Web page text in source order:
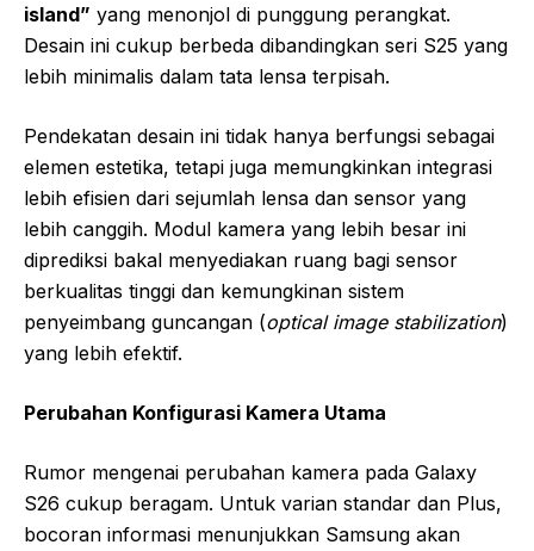
island” yang menonjol di punggung perangkat.
Desain ini cukup berbeda dibandingkan seri S25 yang
lebih minimalis dalam tata lensa terpisah.
Pendekatan desain ini tidak hanya berfungsi sebagai
elemen estetika, tetapi juga memungkinkan integrasi
lebih efisien dari sejumlah lensa dan sensor yang
lebih canggih. Modul kamera yang lebih besar ini
diprediksi bakal menyediakan ruang bagi sensor
berkualitas tinggi dan kemungkinan sistem
penyeimbang guncangan (optical image stabilization)
yang lebih efektif.
Perubahan Konfigurasi Kamera Utama
Rumor mengenai perubahan kamera pada Galaxy
S26 cukup beragam. Untuk varian standar dan Plus,
bocoran informasi menunjukkan Samsung akan